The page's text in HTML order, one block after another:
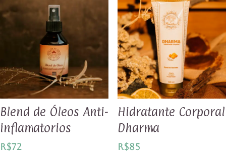
Blend de Óleos Anti-
inflamatorios
R$72
Hidratante Corporal
Dharma
R$85